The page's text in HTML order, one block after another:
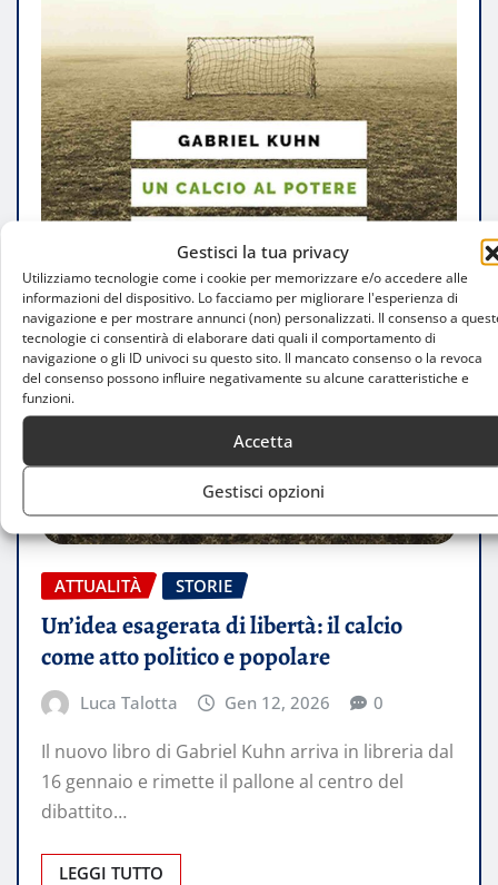
Gestisci la tua privacy
Utilizziamo tecnologie come i cookie per memorizzare e/o accedere alle
informazioni del dispositivo. Lo facciamo per migliorare l'esperienza di
navigazione e per mostrare annunci (non) personalizzati. Il consenso a
tecnologie ci consentirà di elaborare dati quali il comportamento di
navigazione o gli ID univoci su questo sito. Il mancato consenso o la revoca
del consenso possono influire negativamente su alcune caratteristiche e
funzioni.
Accetta
Gestisci opzioni
ATTUALITÀ STORIE
Un’idea esagerata di libertà: il calcio
come atto politico e popolare
Luca Talotta Gen 12, 2026 0
Il nuovo libro di Gabriel Kuhn arriva in libreria dal
16 gennaio e rimette il pallone al centro del
dibattito…
LEGGI TUTTO